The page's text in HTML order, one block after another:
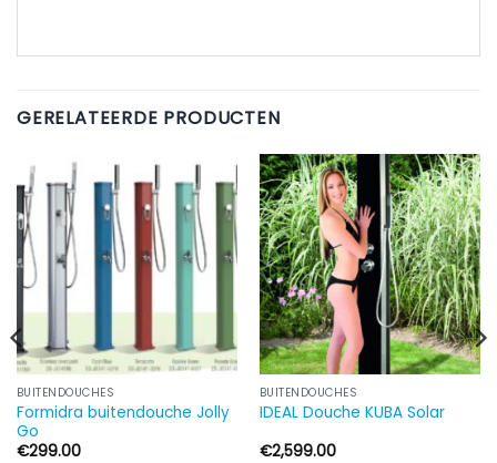
GERELATEERDE PRODUCTEN
BUITENDOUCHES
Formidra buitendouche Jolly
Go
€299.00
BUITENDOUCHES
IDEAL Douche KUBA Solar
€2,599.00